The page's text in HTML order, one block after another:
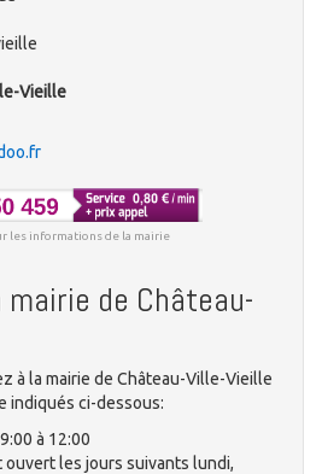
Vieille
les informations de la mairie
de Château-
à la mairie de Château-Ville-Vieille
indiqués ci-dessous:
à 12:00
ouvert les jours suivants lundi,